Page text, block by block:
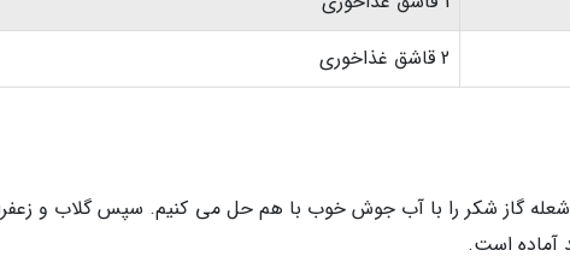
2 قاشق غذاخوری
گاز شکر را با آب جوش خوب با هم حل می کنیم. سپس گلاب و
آماده است.